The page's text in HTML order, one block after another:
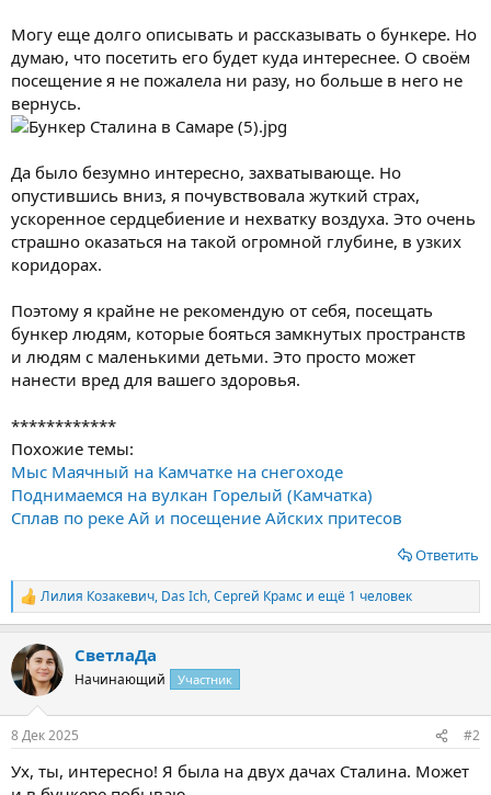
Могу еще долго описывать и рассказывать о бункере. Но
думаю, что посетить его будет куда интереснее. О своём
посещение я не пожалела ни разу, но больше в него не
вернусь.
Да было безумно интересно, захватывающе. Но
опустившись вниз, я почувствовала жуткий страх,
ускоренное сердцебиение и нехватку воздуха. Это очень
страшно оказаться на такой огромной глубине, в узких
коридорах.
Поэтому я крайне не рекомендую от себя, посещать
бункер людям, которые бояться замкнутых пространств
и людям с маленькими детьми. Это просто может
нанести вред для вашего здоровья.
************
Похожие темы:
Мыс Маячный на Камчатке на снегоходе
Поднимаемся на вулкан Горелый (Камчатка)
Сплав по реке Ай и посещение Айских притесов
Ответить
Р
е
к
ц
и
Лилия Козакевич, Das Ich,Сергей Крамс и ещё 1 человек
СветлаДа
Начинающий Участник
8 Дек 2025 #2
Ух, ты, интересно! Я была на двух дачах Сталина. Может